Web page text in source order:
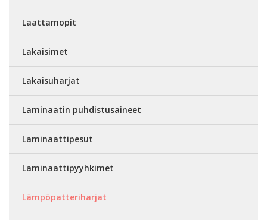
Laattamopit
Lakaisimet
Lakaisuharjat
Laminaatin puhdistusaineet
Laminaattipesut
Laminaattipyyhkimet
Lämpöpatteriharjat